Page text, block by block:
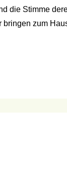
die Stimme
zum